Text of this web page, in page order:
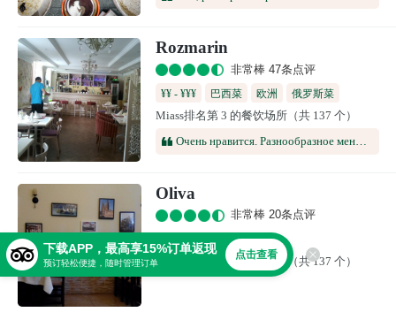
Rozmarin
非常棒 47条点评
¥¥ - ¥¥¥
巴西菜 欧洲 俄罗斯菜
南美风味
Miass排名第 3 的餐饮场所（共 137 个）
Oliva
非常棒 20条点评
Miass排名第 4 的餐饮场所（共 137 个）
下载APP，最高享15%订单返现
预订轻松便捷，随时管理订单
点击查看